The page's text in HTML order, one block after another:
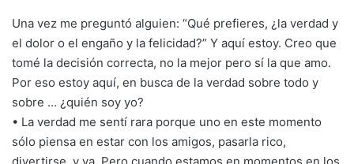
Una vez me preguntó alguien: “Qué prefieres, ¿la verdad y
el dolor o el engaño y la felicidad?” Y aquí estoy. Creo que
tomé la decisión correcta, no la mejor pero sí la que amo.
Por eso estoy aquí, en busca de la verdad sobre todo y
sobre … ¿quién soy yo?
• La verdad me sentí rara porque uno en este momento
sólo piensa en estar con los amigos, pasarla rico,